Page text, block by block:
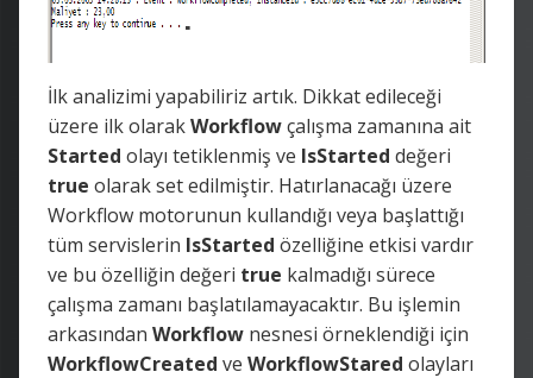
İlk analizimi yapabiliriz artık. Dikkat edileceği
üzere ilk olarakWorkflowçalışma zamanına ait
Started olayı tetiklenmiş ve IsStarted değeri
true olarak set edilmiştir. Hatırlanacağı üzere
Workflow motorunun kullandığı veya başlattığı
tüm servislerin IsStarted özelliğine etkisi vardır
ve bu özelliğin değeri true kalmadığı sürece
çalışma zamanı başlatılamayacaktır. Bu işlemin
arkasından Workflow nesnesi örneklendiği için
WorkflowCreated ve WorkflowStared olayları